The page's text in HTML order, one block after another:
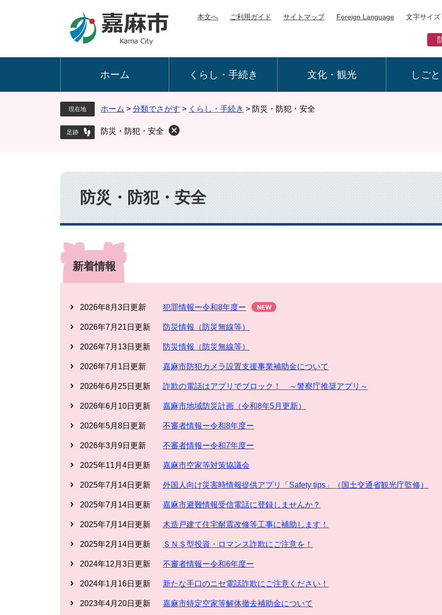
本文へ ご利用ガイド サイトマップ Foreign Language 文字サイズ
ホーム くらし・手続き 文化・観光 しご
現在地 ホーム > 分類でさがす > くらし・手続き > 防災・防犯・安全
防災・防犯・安全
本
文
防災・防犯・安全
新着情報
2026年8月3日更新 犯罪情報ー令和8年度ー
2026年7月21日更新 防災情報（防災無線等）
2026年7月13日更新 防災情報（防災無線等）
2026年7月1日更新 嘉麻市防犯カメラ設置支援事業補助金について
2026年6月25日更新 詐欺の電話はアプリでブロック！ ～警察庁推奨アプリ～
2026年6月10日更新 嘉麻市地域防災計画（令和8年5月更新）
2026年5月8日更新 不審者情報ー令和8年度ー
2026年3月9日更新 不審者情報ー令和7年度ー
2025年11月4日更新 嘉麻市空家等対策協議会
2025年7月14日更新 外国人向け災害時情報提供アプリ「Safety tips」（国土交通省観光庁監修）
2025年7月14日更新 嘉麻市避難情報受信電話に登録しませんか？
2025年7月14日更新 木造戸建て住宅耐震改修等工事に補助します！
2025年2月14日更新 ＳＮＳ型投資・ロマンス詐欺にご注意を！
2024年12月3日更新 不審者情報ー令和6年度ー
2024年1月16日更新 新たな手口のニセ電話詐欺にご注意ください！
2023年4月20日更新 嘉麻市特定空家等解体撤去補助金について